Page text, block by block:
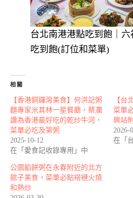
台北南港港點吃到飽｜
吃到飽(訂位和菜單)
相關
【香港銅鑼灣美食】何洪記粥
麵專家米其林一星餐廳，蔡瀾
讚為香港最好吃的乾炒牛河，
菜單必吃及第粥
2025-10-12
在「愛食記收錄專用」中
【台
菜單
興站
2026-
在「
公園餡餅粥在永春附近的北方
館子美食，菜單必點褡褳火燒
和熱炒